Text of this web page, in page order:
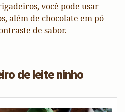
você pode usar
além de chocolate em pó
de sabor.
de leite ninho